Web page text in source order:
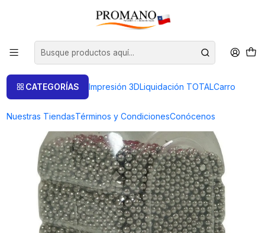
CATEGORÍAS Impresión 3DLiquidación TOTALCarro
Nuestras TiendasTérminos y CondicionesConócenos
Inicio Pulido Brillo Chips
CHIPS BOLITA DE ACERO INOXIDABLE 2.5 MM. X 1 KILO ALTA
CALIDAD